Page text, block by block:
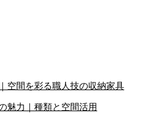
空間を彩る職人技の収納家具
魅力｜種類と空間活用